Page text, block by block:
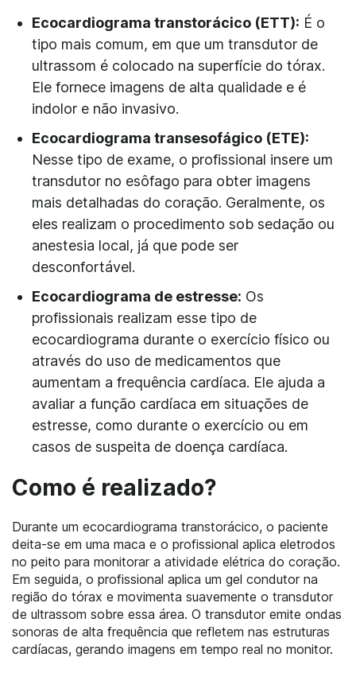
Ecocardiograma transtorácico (ETT): É o
tipo mais comum, em que um transdutor de
ultrassom é colocado na superfície do tórax.
Ele fornece imagens de alta qualidade e é
indolor e não invasivo.
Ecocardiograma transesofágico (ETE):
Nesse tipo de exame, o profissional insere um
transdutor no esôfago para obter imagens
mais detalhadas do coração. Geralmente, os
eles realizam o procedimento sob sedação ou
anestesia local, já que pode ser
desconfortável.
Ecocardiograma de estresse: Os
profissionais realizam esse tipo de
ecocardiograma durante o exercício físico ou
através do uso de medicamentos que
aumentam a frequência cardíaca. Ele ajuda a
avaliar a função cardíaca em situações de
estresse, como durante o exercício ou em
casos de suspeita de doença cardíaca.
Como é realizado?
Durante um ecocardiograma transtorácico, o paciente
deita-se em uma maca e o profissional aplica eletrodos
no peito para monitorar a atividade elétrica do coração.
Em seguida, o profissional aplica um gel condutor na
região do tórax e movimenta suavemente o transdutor
de ultrassom sobre essa área. O transdutor emite ondas
sonoras de alta frequência que refletem nas estruturas
cardíacas, gerando imagens em tempo real no monitor.